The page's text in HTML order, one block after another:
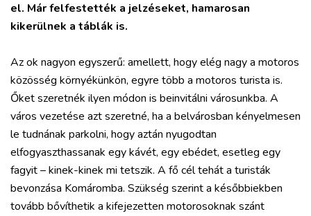
el. Már felfestették a jelzéseket, hamarosan
kikerülnek a táblák is.
Az ok nagyon egyszerű: amellett, hogy elég nagy a motoros
közösség környékünkön, egyre több a motoros turista is.
Őket szeretnék ilyen módon is beinvitálni városunkba. A
város vezetése azt szeretné, ha a belvárosban kényelmesen
le tudnának parkolni, hogy aztán nyugodtan
elfogyaszthassanak egy kávét, egy ebédet, esetleg egy
fagyit – kinek-kinek mi tetszik. A fő cél tehát a turisták
bevonzása Komáromba. Szükség szerint a későbbiekben
tovább bővíthetik a kifejezetten motorosoknak szánt